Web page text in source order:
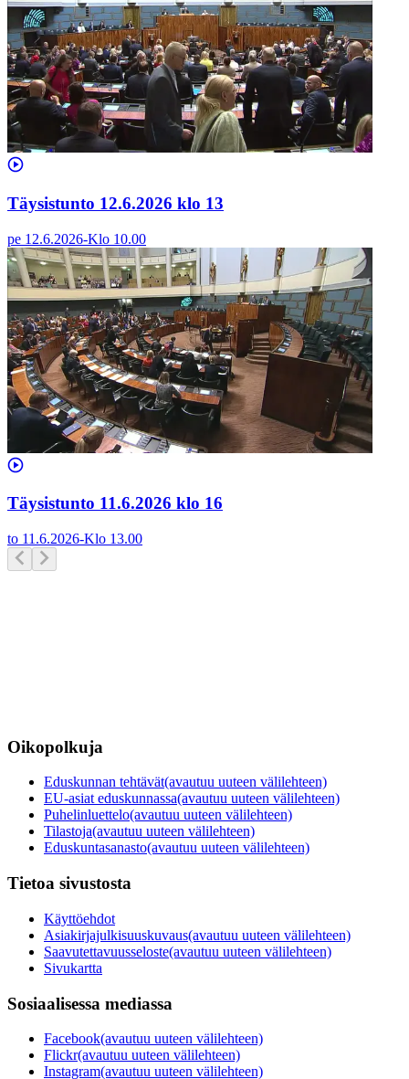
Täysistunto 12.6.2026 klo 13
pe 12.6.2026-Klo 10.00
Täysistunto 11.6.2026 klo 16
to 11.6.2026-Klo 13.00
Oikopolkuja
Eduskunnan tehtävät(avautuu uuteen välilehteen)
EU-asiat eduskunnassa(avautuu uuteen välilehteen)
Puhelinluettelo(avautuu uuteen välilehteen)
Tilastoja(avautuu uuteen välilehteen)
Eduskuntasanasto(avautuu uuteen välilehteen)
Tietoa sivustosta
Käyttöehdot
Asiakirjajulkisuuskuvaus(avautuu uuteen välilehteen)
Saavutettavuusseloste(avautuu uuteen välilehteen)
Sivukartta
Sosiaalisessa mediassa
Facebook(avautuu uuteen välilehteen)
Flickr(avautuu uuteen välilehteen)
Instagram(avautuu uuteen välilehteen)